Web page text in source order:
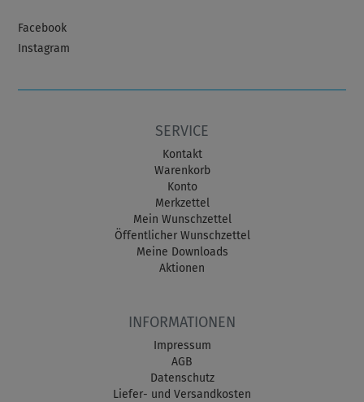
Facebook
Instagram
SERVICE
Kontakt
Warenkorb
Konto
Merkzettel
Mein Wunschzettel
Öffentlicher Wunschzettel
Meine Downloads
Aktionen
INFORMATIONEN
Impressum
AGB
Datenschutz
Liefer- und Versandkosten